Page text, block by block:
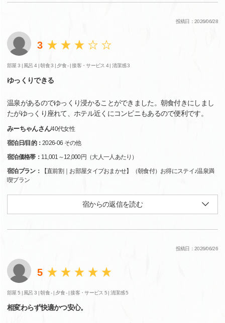
投稿日：2026/06/28
3
部屋 3 | 風呂 4 |朝食 3 | 夕食 - |接客・サービス 4 |清潔感 3
ゆっくりできる
温泉があるのでゆっくり浸かることができました。朝食付きにしまし
たがゆっくり座れて、ホテル近くにコンビニもあるので便利です。
みーちゃんさん/40代女性
宿泊日/目的：2026-06 その他
宿泊価格帯： 11,001～12,000円（大人一人あたり）
宿泊プラン：
【直前割｜お部屋タイプおまかせ】（朝食付）お得にステイ♪温泉満
喫プラン
宿からの返信を読む
投稿日：2026/06/26
5
部屋 5 | 風呂 3 |朝食 - | 夕食 - |接客・サービス 5 |清潔感 5
相変わらず快適かつ安心。